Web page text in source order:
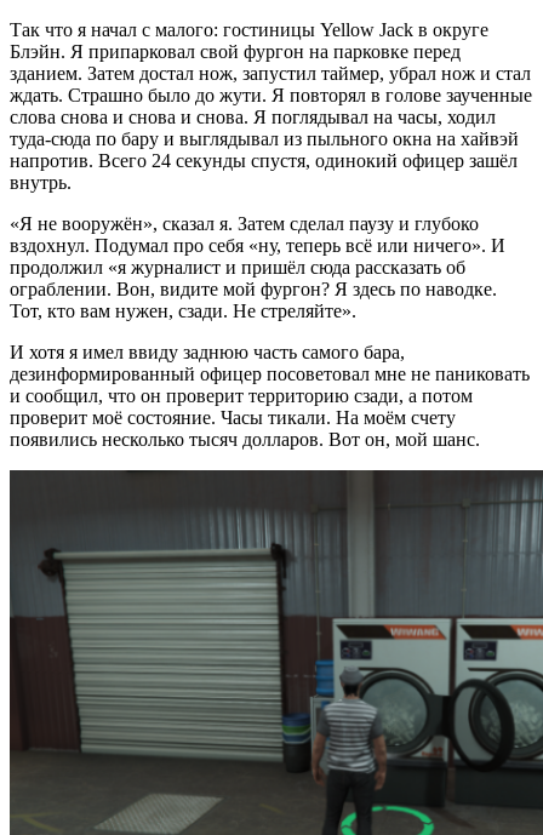
Так что я начал с малого: гостиницы Yellow Jack в округе
Блэйн. Я припарковал свой фургон на парковке перед
зданием. Затем достал нож, запустил таймер, убрал нож и стал
ждать. Страшно было до жути. Я повторял в голове заученные
слова снова и снова и снова. Я поглядывал на часы, ходил
туда-сюда по бару и выглядывал из пыльного окна на хайвэй
напротив. Всего 24 секунды спустя, одинокий офицер зашёл
внутрь.
«Я не вооружён», сказал я. Затем сделал паузу и глубоко
вздохнул. Подумал про себя «ну, теперь всё или ничего». И
продолжил «я журналист и пришёл сюда рассказать об
ограблении. Вон, видите мой фургон? Я здесь по наводке.
Тот, кто вам нужен, сзади. Не стреляйте».
И хотя я имел ввиду заднюю часть самого бара,
дезинформированный офицер посоветовал мне не паниковать
и сообщил, что он проверит территорию сзади, а потом
проверит моё состояние. Часы тикали. На моём счету
появились несколько тысяч долларов. Вот он, мой шанс.